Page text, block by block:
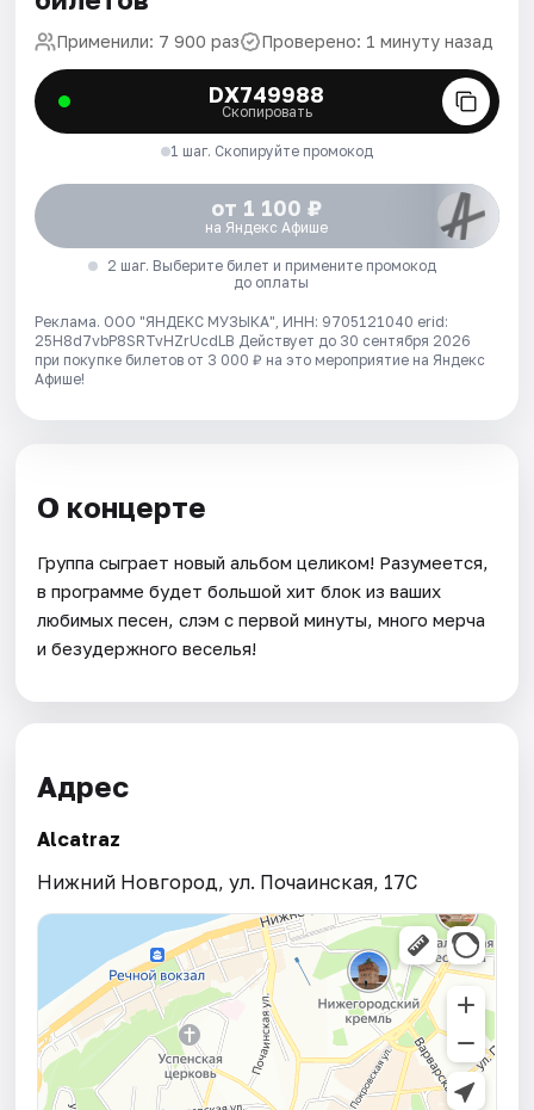
Применили: 7 900 раз Проверено: 1 минуту назад
DX749988
Скопировать
1 шаг. Скопируйте промокод
от 1 100 ₽
на Яндекс Афише
2 шаг. Выберите билет и примените промокод
до оплаты
Реклама. ООО "ЯНДЕКС МУЗЫКА", ИНН: 9705121040 erid:
25H8d7vbP8SRTvHZrUcdLB Действует до 30 сентября 2026
при покупке билетов от 3 000 ₽ на это мероприятие на Яндекс
Афише!
О концерте
Группа сыграет новый альбом целиком! Разумеется,
в программе будет большой хит блок из ваших
любимых песен, слэм с первой минуты, много мерча
и безудержного веселья!
Адрес
Alcatraz
Нижний Новгород, ул. Почаинская, 17С